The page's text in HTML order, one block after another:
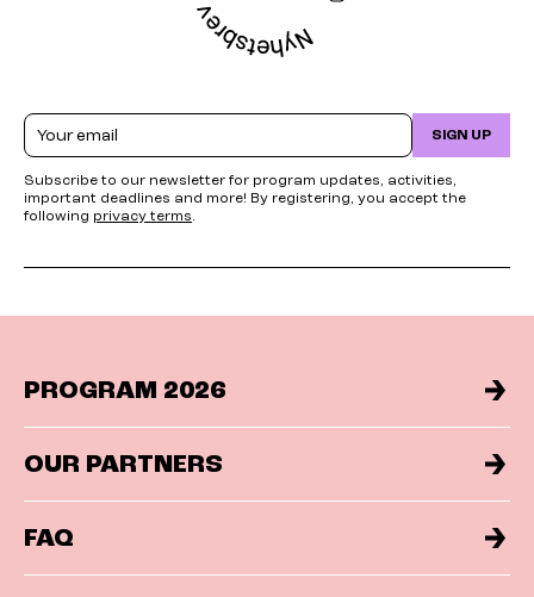
Email SIGN UP
Subscribe to our newsletter for program updates, activities,
important deadlines and more! By registering, you accept the
following privacy terms.
PROGRAM 2026
OUR PARTNERS
FAQ